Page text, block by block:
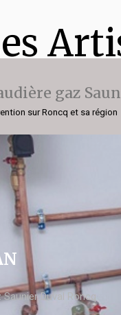
gaz
sur Roncq et sa région
Saunier Duval Roncq